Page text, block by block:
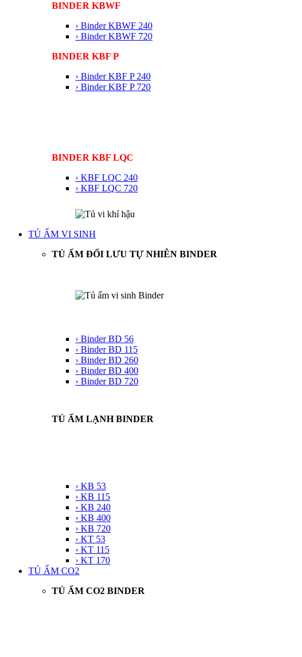
BINDER KBWF
› Binder KBWF 240
› Binder KBWF 720
BINDER KBF P
› Binder KBF P 240
› Binder KBF P 720
BINDER KBF LQC
› KBF LQC 240
› KBF LQC 720
TỦ ẤM VI SINH
TỦ ẤM ĐỐI LƯU TỰ NHIÊN BINDER
› Binder BD 56
› Binder BD 115
› Binder BD 260
› Binder BD 400
› Binder BD 720
TỦ ẤM LẠNH BINDER
› KB 53
› KB 115
› KB 240
› KB 400
› KB 720
› KT 53
› KT 115
› KT 170
TỦ ẤM CO2
TỦ ẤM CO2 BINDER